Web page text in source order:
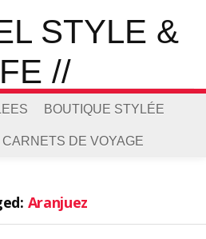
BOUTIQUE STYLÉE
CARNETS DE VOYAGE
Aranjuez